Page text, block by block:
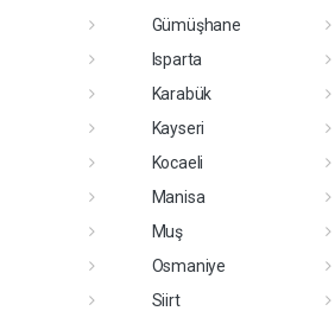
Gümüşhane
Isparta
Karabük
Kayseri
Kocaeli
Manisa
Muş
Osmaniye
Siirt